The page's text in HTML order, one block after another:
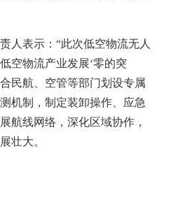
表示：“此次低空物流无人
空物流产业发展‘零的突
民航、空管等部门划设专属
机制，制定装卸操作、应急
航线网络，深化区域协作，
壮大。